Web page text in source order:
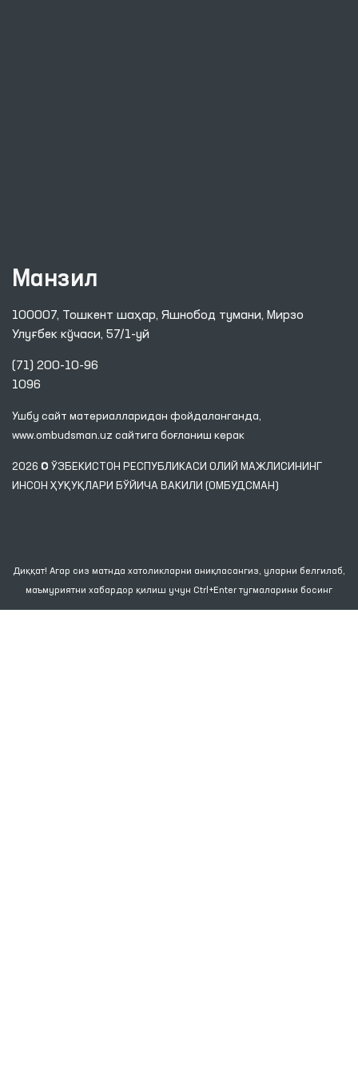
Манзил
100007, Тошкент шаҳар, Яшнобод тумани, Мирзо
Улуғбек кўчаси, 57/1-уй
(71) 200-10-96
1096
Ушбу сайт материалларидан фойдаланганда,
www.ombudsman.uz сайтига боғланиш керак
2026 © ЎЗБЕКИСТОН РЕСПУБЛИКАСИ ОЛИЙ МАЖЛИСИНИНГ
ИНСОН ҲУҚУҚЛАРИ БЎЙИЧА ВАКИЛИ (ОМБУДСМАН)
Диққат! Агар сиз матнда хатоликларни аниқласангиз, уларни белгилаб,
маъмуриятни хабардор қилиш учун Ctrl+Enter тугмаларини босинг